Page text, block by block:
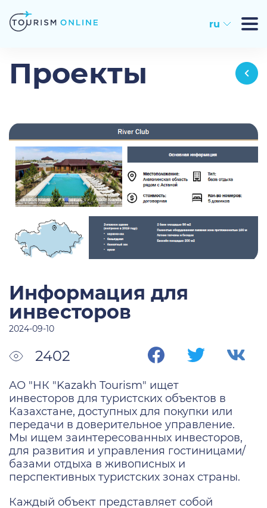
ru
Проекты
Информация для
инвесторов
2024-09-10
2402
АО "НК "Kazakh Tourism" ищет
инвесторов для туристских объектов в
Казахстане, доступных для покупки или
передачи в доверительное управление.
Мы ищем заинтересованных инвесторов,
для развития и управления гостиницами/
базами отдыха в живописных и
перспективных туристских зонах страны.
Каждый объект представляет собой